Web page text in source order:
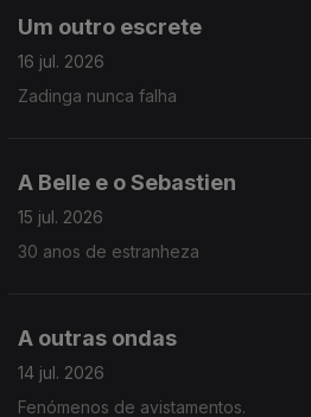
Um outro escrete
16 jul. 2026
Zadinga nunca falha
A Belle e o Sebastien
15 jul. 2026
30 anos de estranheza
A outras ondas
14 jul. 2026
Fenómenos de avistamentos.